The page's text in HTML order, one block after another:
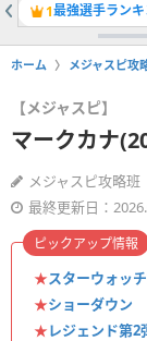
1最強選手ラン
ホーム メジャスピ攻
【メジャスピ】
マークカナ
メジャスピ攻略班
最終更新日：
★スターウォッ
★ショーダウン
★レジェンド第2
ピックアップ情報